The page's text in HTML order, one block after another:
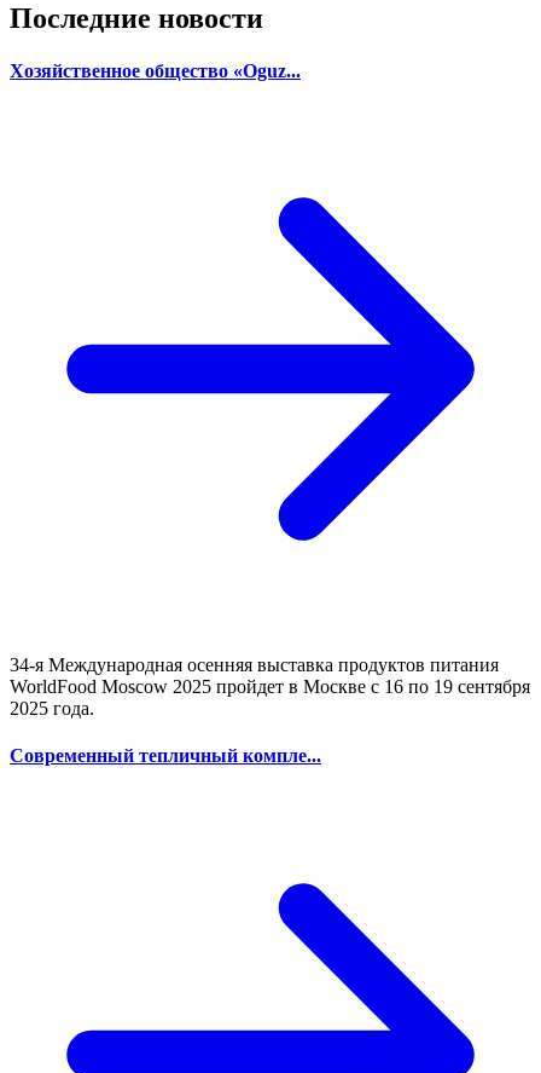
Последние новости
Хозяйственное общество «Oguz...
34-я Международная осенняя выставка продуктов питания
WorldFood Moscow 2025 пройдет в Москве с 16 по 19 сентября
2025 года.
Современный тепличный компле...